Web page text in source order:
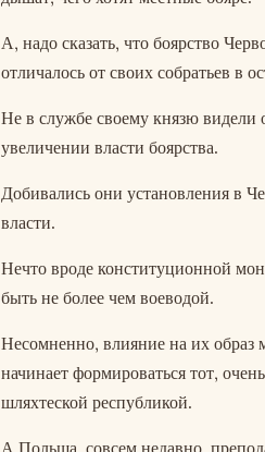
А, надо сказать, что боярство
отличалось от своих собратьев в
Не в службе своему князю видели
увеличении власти боярства.
Добивались они установления в
власти.
Нечто вроде конституционной
быть не более чем воеводой.
Несомненно, влияние на их образ
начинает формироваться тот,
шляхтеской республикой.